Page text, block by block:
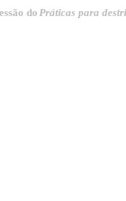
Práticas para